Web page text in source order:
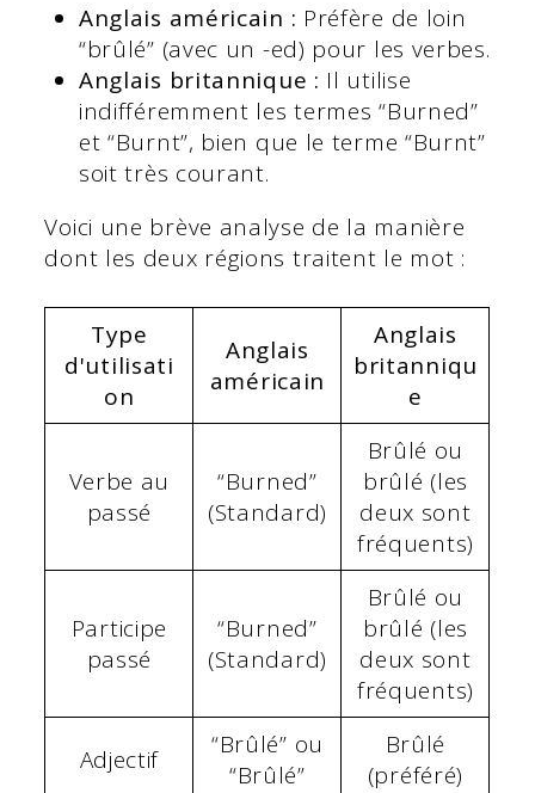
Anglais américain : Préfère de loin
“brûlé” (avec un -ed) pour les verbes.
Anglais britannique : Il utilise
indifféremment les termes “Burned”
et “Burnt”, bien que le terme “Burnt”
soit très courant.
Voici une brève analyse de la manière
dont les deux régions traitent le mot :
Type
d'utilisati
on
Anglais
américain
Anglais
britanniqu
e
Verbe au
passé
“Burned”
(Standard)
Brûlé ou
brûlé (les
deux sont
fréquents)
Participe
passé
“Burned”
(Standard)
Brûlé ou
brûlé (les
deux sont
fréquents)
Adjectif
“Brûlé” ou
“Brûlé”
Brûlé
(préféré)